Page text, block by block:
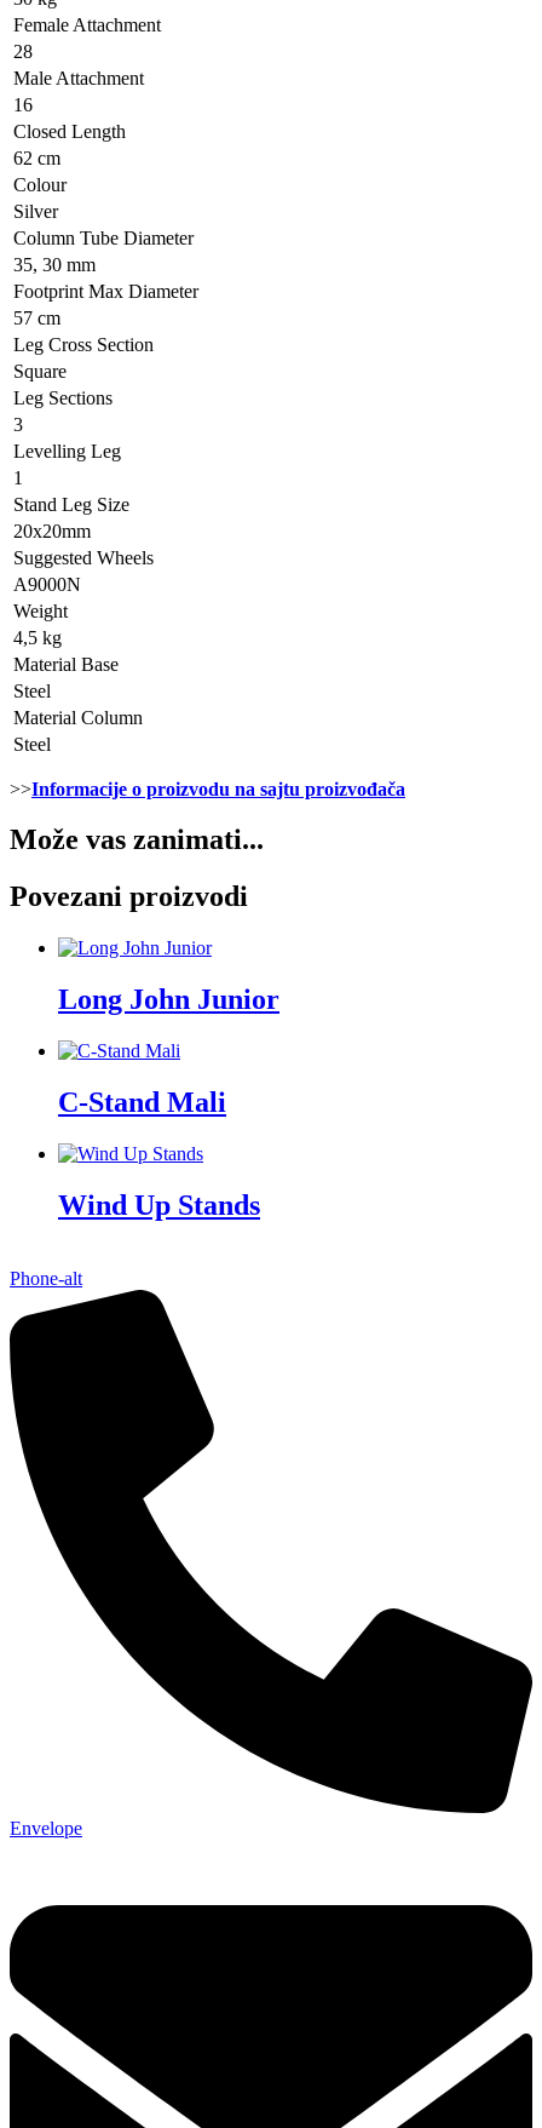
Female Attachment
28
Male Attachment
16
Closed Length
62 cm
Colour
Silver
Column Tube Diameter
35, 30 mm
Footprint Max Diameter
57 cm
Leg Cross Section
Square
Leg Sections
3
Levelling Leg
1
Stand Leg Size
20x20mm
Suggested Wheels
A9000N
Weight
4,5 kg
Material Base
Steel
Material Column
Steel
>>Informacije o proizvodu na sajtu proizvođača
Može vas zanimati...
Povezani proizvodi
Long John Junior
C-Stand Mali
Wind Up Stands
Phone-alt
Envelope